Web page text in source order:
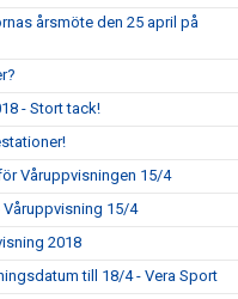
årsmöte den 25 april på
- Stort tack!
Våruppvisningen 15/4
15/4
2018
till 18/4 - Vera Sport